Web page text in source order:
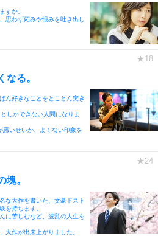
すか。
思わず妬みや恨みを吐き出し
なる。
ん好きなことをとことん突き
しかできない人間になりま
悪いせいか、よくない印象を
塊。
な大作を書いた、文豪ドスト
を持ちます。
に苦しむなど、波乱の人生を
大作が出来上がりました。